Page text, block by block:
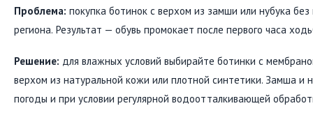
Проблема: покупка ботинок с верхом из замши или нубука
региона. Результат — обувь промокает после первого часа
Решение: для влажных условий выбирайте ботинки с
верхом из натуральной кожи или плотной синтетики. Замша и
погоды и при условии регулярной водоотталкивающей